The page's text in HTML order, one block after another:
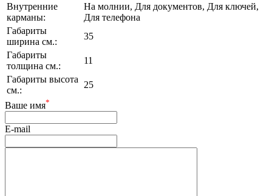
Внутренние
карманы:
На молнии, Для документов, Для ключей,
Для телефона
Габариты
ширина см.:
35
Габариты
толщина см.:
11
Габариты высота
см.:
25
Ваше имя*
E-mail